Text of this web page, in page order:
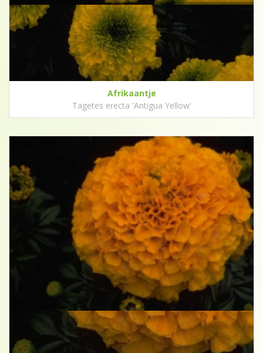
Afrikaantje
Tagetes erecta 'Antigua Yellow'